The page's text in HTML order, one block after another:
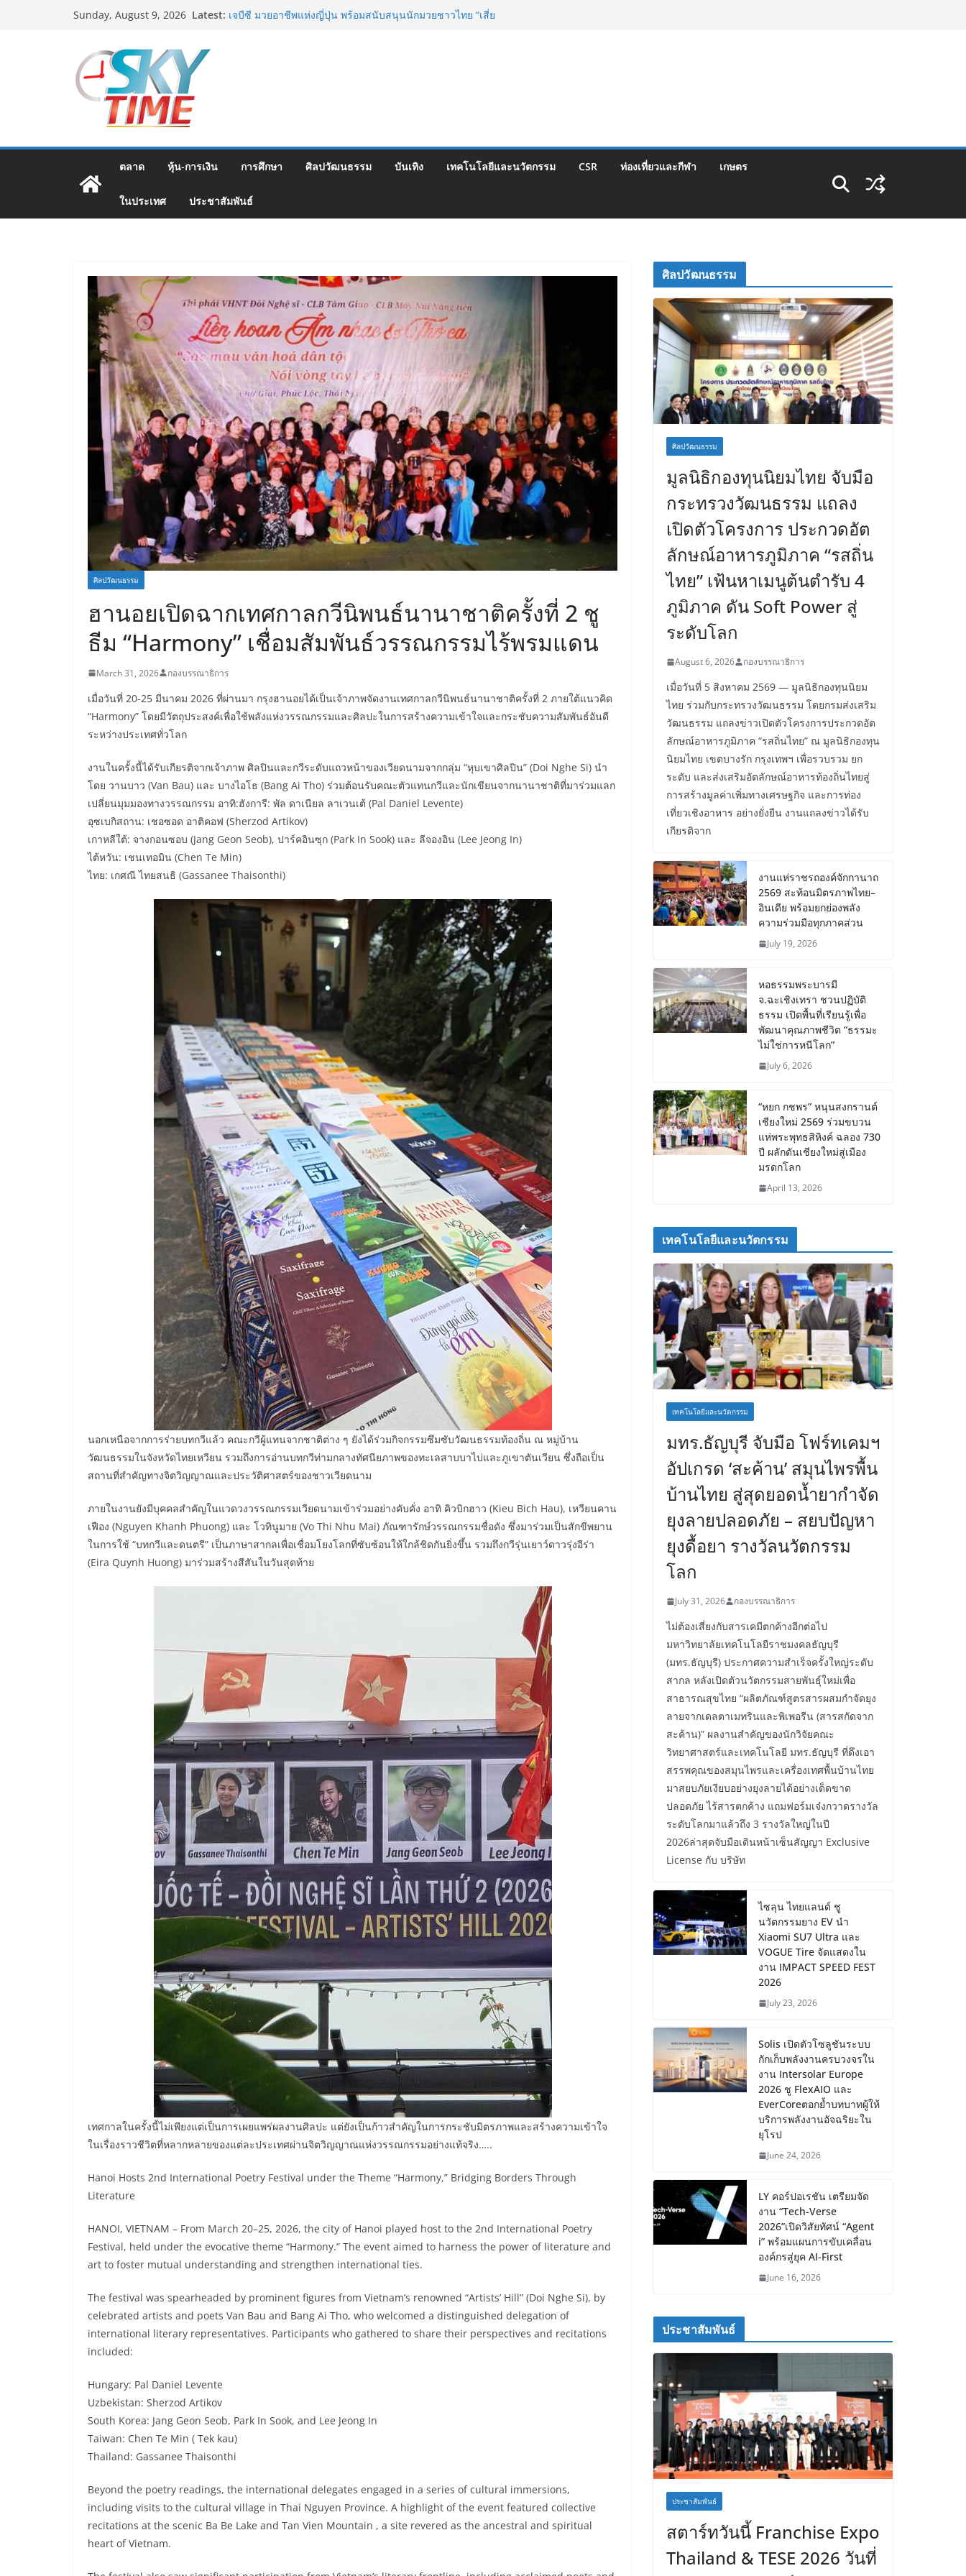
Sunday, August 9, 2026 Latest:
รฟท. เปิดเวทีรับฟังความคิดเห็นประชาชน ครั้งที่ 2 โครงการ
รถไฟฟ้าสายสีแดงเข้ม “วงเวียนใหญ่–มหาชัย” เดินหน้าพัฒนา
ภารกิจตำรวจจราจรโครงการพระราชดำริ นำส่งอวัยวะหัวใจ ดวง
ที่ 184 สำเร็จลุล่วง ณ รพ.ศิริราช
เอบอนเน่ เดอร์มาโลชั่นยูเรียเข้มข้นแก่ กทม. ส่งต่อพลังความ
ห่วงใยสู่ผู้สูงอายุและกลุ่มเปราะบางที่ประสบภัยทั่วทุกพื้นที่
ตลาด หุ้น-การเงิน การศึกษา ศิลปวัฒนธรรม บันเทิง เทคโนโลยีและนวัตกรรม CSR ท่องเที่ยวและกีฬา เกษตร
ในประเทศ ประชาสัมพันธ์
ศิลปวัฒนธรรม
ฮานอยเปิดฉากเทศกาลกวีนิพนธ์นานาชาติครั้งที่ 2 ชู
ธีม “Harmony” เชื่อมสัมพันธ์วรรณกรรมไร้พรมแดน
March 31, 2026 กองบรรณาธิการ
เมื่อวันที่ 20-25 มีนาคม 2026 ที่ผ่านมา กรุงฮานอยได้เป็นเจ้าภาพจัดงานเทศกาลกวีนิพนธ์นานาชาติครั้งที่ 2 ภายใต้แนวคิด
“Harmony” โดยมีวัตถุประสงค์เพื่อใช้พลังแห่งวรรณกรรมและศิลปะในการสร้างความเข้าใจและกระชับความสัมพันธ์อันดี
ระหว่างประเทศทั่วโลก
​งานในครั้งนี้ได้รับเกียรติจากเจ้าภาพ ศิลปินและกวีระดับแถวหน้าของเวียดนามจากกลุ่ม “หุบเขาศิลปิน” (Doi Nghe Si) นำ
โดย วานบาว (Van Bau) และ บางไอโธ (Bang Ai Tho) ร่วมต้อนรับคณะตัวแทนกวีและนักเขียนจากนานาชาติที่มาร่วมแลก
เปลี่ยนมุมมองทางวรรณกรรม อาทิ:ฮังการี: พัล ดาเนียล ลาเวนเต้ (Pal Daniel Levente)
อุซเบกิสถาน: เชอซอด อาติคอฟ (Sherzod Artikov)
เกาหลีใต้: จางกอนซอบ (Jang Geon Seob), ปาร์คอินซุก (Park In Sook) และ ลีจองอิน (Lee Jeong In)
ไต้หวัน: เชนเทอมิน (Chen Te Min)
ไทย: เกศณี ไทยสนธิ (Gassanee Thaisonthi)
​นอกเหนือจากการร่ายบทกวีแล้ว คณะกวีผู้แทนจากชาติต่าง ๆ ยังได้ร่วมกิจกรรมซึมซับวัฒนธรรมท้องถิ่น ณ หมู่บ้าน
วัฒนธรรมในจังหวัดไทยเหวียน รวมถึงการอ่านบทกวีท่ามกลางทัศนียภาพของทะเลสาบบาไบ่และภูเขาตันเวียน ซึ่งถือเป็น
สถานที่สำคัญทางจิตวิญญาณและประวัติศาสตร์ของชาวเวียดนาม
​ภายในงานยังมีบุคคลสำคัญในแวดวงวรรณกรรมเวียดนามเข้าร่วมอย่างคับคั่ง อาทิ คิวบิกฮาว (Kieu Bich Hau), เหวียนคาน
เฟือง (Nguyen Khanh Phuong) และ โวทินูมาย (Vo Thi Nhu Mai) ภัณฑารักษ์วรรณกรรมชื่อดัง ซึ่งมาร่วมเป็นสักขีพยาน
ในการใช้ “บทกวีและดนตรี” เป็นภาษาสากลเพื่อเชื่อมโยงโลกที่ซับซ้อนให้ใกล้ชิดกันยิ่งขึ้น รวมถึงกวีรุ่นเยาว์ดาวรุ่งอีร่า
(Eira Quynh Huong) มาร่วมสร้างสีสันในวันสุดท้าย
​เทศกาลในครั้งนี้ไม่เพียงแต่เป็นการเผยแพร่ผลงานศิลปะ แต่ยังเป็นก้าวสำคัญในการกระชับมิตรภาพและสร้างความเข้าใจ
ในเรื่องราวชีวิตที่หลากหลายของแต่ละประเทศผ่านจิตวิญญาณแห่งวรรณกรรมอย่างแท้จริง…..
Hanoi Hosts 2nd International Poetry Festival under the Theme “Harmony,” Bridging Borders Through
Literature
HANOI, VIETNAM – From March 20–25, 2026, the city of Hanoi played host to the 2nd International Poetry
Festival, held under the evocative theme “Harmony.” The event aimed to harness the power of literature and
art to foster mutual understanding and strengthen international ties.
​The festival was spearheaded by prominent figures from Vietnam’s renowned “Artists’ Hill” (Doi Nghe Si), by
celebrated artists and poets Van Bau and Bang Ai Tho, who welcomed a distinguished delegation of
international literary representatives. Participants who gathered to share their perspectives and recitations
included:
​Hungary: Pal Daniel Levente
Uzbekistan: Sherzod Artikov
South Korea: Jang Geon Seob, Park In Sook, and Lee Jeong In
Taiwan: Chen Te Min ( Tek kau)
Thailand: Gassanee Thaisonthi
​Beyond the poetry readings, the international delegates engaged in a series of cultural immersions,
including visits to the cultural village in Thai Nguyen Province. A highlight of the event featured collective
recitations at the scenic Ba Be Lake and Tan Vien Mountain , a site revered as the ancestral and spiritual
heart of Vietnam.
ศิลปวัฒนธรรม
ศิลปวัฒนธรรม
มูลนิธิกองทุนนิยมไทย จับมือ
กระทรวงวัฒนธรรม แถลง
เปิดตัวโครงการ ประกวดอัต
ลักษณ์อาหารภูมิภาค “รสถิ่น
ไทย” เฟ้นหาเมนูต้นตำรับ 4
ภูมิภาค ดัน Soft Power สู่
ระดับโลก
August 6, 2026 กองบรรณาธิการ
เมื่อวันที่ 5 สิงหาคม 2569 — มูลนิธิกองทุนนิยม
ไทย ร่วมกับกระทรวงวัฒนธรรม โดยกรมส่งเสริม
วัฒนธรรม แถลงข่าวเปิดตัวโครงการประกวดอัต
ลักษณ์อาหารภูมิภาค “รสถิ่นไทย” ณ มูลนิธิกองทุน
นิยมไทย เขตบางรัก กรุงเทพฯ เพื่อรวบรวม ยก
ระดับ และส่งเสริมอัตลักษณ์อาหารท้องถิ่นไทยสู่
การสร้างมูลค่าเพิ่มทางเศรษฐกิจ และการท่อง
เที่ยวเชิงอาหาร อย่างยั่งยืน งานแถลงข่าวได้รับ
เกียรติจาก
งานแห่ราชรถองค์จักกานาถ
2569 สะท้อนมิตรภาพไทย–
อินเดีย พร้อมยกย่องพลัง
ความร่วมมือทุกภาคส่วน
July 19, 2026
หอธรรมพระบารมี
จ.ฉะเชิงเทรา ชวนปฏิบัติ
ธรรม เปิดพื้นที่เรียนรู้เพื่อ
พัฒนาคุณภาพชีวิต “ธรรมะ
ไม่ใช่การหนีโลก”
July 6, 2026
“หยก กชพร” หนุนสงกรานต์
เชียงใหม่ 2569 ร่วมขบวน
แห่พระพุทธสิหิงค์ ฉลอง 730
ปี ผลักดันเชียงใหม่สู่เมือง
มรดกโลก
April 13, 2026
เทคโนโลยีและนวัตกรรม
เทคโนโลยีและนวัตกรรม
มทร.ธัญบุรี จับมือ โฟร์ทเคมฯ
อัปเกรด ‘สะค้าน’ สมุนไพรพื้น
บ้านไทย สู่สุดยอดน้ำยากำจัด
ยุงลายปลอดภัย – สยบปัญหา
ยุงดื้อยา รางวัลนวัตกรรม
โลก
July 31, 2026 กองบรรณาธิการ
ไม่ต้องเสี่ยงกับสารเคมีตกค้างอีกต่อไป
มหาวิทยาลัยเทคโนโลยีราชมงคลธัญบุรี
(มทร.ธัญบุรี) ประกาศความสำเร็จครั้งใหญ่ระดับ
สากล หลังเปิดตัวนวัตกรรมสายพันธุ์ใหม่เพื่อ
สาธารณสุขไทย “ผลิตภัณฑ์สูตรสารผสมกำจัดยุง
ลายจากเดลตาเมทรินและพิเพอรีน (สารสกัดจาก
สะค้าน)” ผลงานสำคัญของนักวิจัยคณะ
วิทยาศาสตร์และเทคโนโลยี มทร.ธัญบุรี ที่ดึงเอา
สรรพคุณของสมุนไพรและเครื่องเทศพื้นบ้านไทย
มาสยบภัยเงียบอย่างยุงลายได้อย่างเด็ดขาด
ปลอดภัย ไร้สารตกค้าง แถมฟอร์มเจ๋งกวาดรางวัล
ระดับโลกมาแล้วถึง 3 รางวัลใหญ่ในปี
2026ล่าสุดจับมือเดินหน้าเซ็นสัญญา Exclusive
License กับ บริษัท
ไซลุน ไทยแลนด์ ชู
นวัตกรรมยาง EV นำ
Xiaomi SU7 Ultra และ
VOGUE Tire จัดแสดงใน
งาน IMPACT SPEED FEST
2026
July 23, 2026
Solis เปิดตัวโซลูชันระบบ
กักเก็บพลังงานครบวงจรใน
งาน Intersolar Europe
2026 ชู FlexAIO และ
EverCoreตอกย้ำบทบาทผู้ให้
บริการพลังงานอัจฉริยะใน
ยุโรป
June 24, 2026
LY คอร์ปอเรชัน เตรียมจัด
งาน “Tech-Verse
2026”เปิดวิสัยทัศน์ “Agent
i” พร้อมแผนการขับเคลื่อน
องค์กรสู่ยุค AI-First
June 16, 2026
ประชาสัมพันธ์
ประชาสัมพันธ์
สตาร์ทวันนี้ Franchise Expo
Thailand & TESE 2026 วันที่